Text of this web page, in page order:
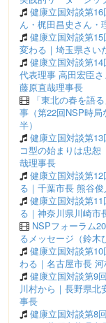
健康立国対談第
ん・梶田昌史さん・
健康立国対談第
変わる｜埼玉県さ
健康立国対談第
代表理事 高田宏臣
藤原直哉理事長
「東北の春を語
事（第22回NSP時
半）
健康立国対談第
コ型の始まりは忠恕
哉理事長
健康立国対談第
る｜千葉市長 熊谷
健康立国対談第
る｜神奈川県川崎市
NSPフォーラム
るメッセージ（鈴木
健康立国対談第
わる｜名古屋市長
健康立国対談第9
川村から｜長野県
事長
健康立国対談第8